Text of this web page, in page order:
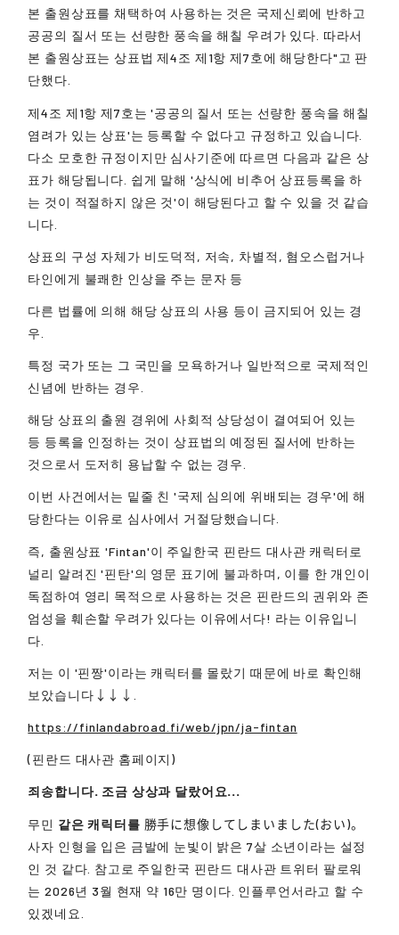
본 출원상표를 채택하여 사용하는 것은 국제신뢰에 반하고
공공의 질서 또는 선량한 풍속을 해칠 우려가 있다. 따라서
본 출원상표는 상표법 제4조 제1항 제7호에 해당한다"고 판
단했다.
제4조 제1항 제7호는 '공공의 질서 또는 선량한 풍속을 해칠
염려가 있는 상표'는 등록할 수 없다고 규정하고 있습니다.
다소 모호한 규정이지만 심사기준에 따르면 다음과 같은 상
표가 해당됩니다. 쉽게 말해 '상식에 비추어 상표등록을 하
는 것이 적절하지 않은 것'이 해당된다고 할 수 있을 것 같습
니다.
상표의 구성 자체가 비도덕적, 저속, 차별적, 혐오스럽거나
타인에게 불쾌한 인상을 주는 문자 등
다른 법률에 의해 해당 상표의 사용 등이 금지되어 있는 경
우.
특정 국가 또는 그 국민을 모욕하거나 일반적으로 국제적인
신념에 반하는 경우.
해당 상표의 출원 경위에 사회적 상당성이 결여되어 있는
등 등록을 인정하는 것이 상표법의 예정된 질서에 반하는
것으로서 도저히 용납할 수 없는 경우.
이번 사건에서는 밑줄 친 '국제 심의에 위배되는 경우'에 해
당한다는 이유로 심사에서 거절당했습니다.
즉, 출원상표 'Fintan'이 주일한국 핀란드 대사관 캐릭터로
널리 알려진 '핀탄'의 영문 표기에 불과하며, 이를 한 개인이
독점하여 영리 목적으로 사용하는 것은 핀란드의 권위와 존
엄성을 훼손할 우려가 있다는 이유에서다! 라는 이유입니
다.
저는 이 '핀짱'이라는 캐릭터를 몰랐기 때문에 바로 확인해
보았습니다↓↓↓.
https://finlandabroad.fi/web/jpn/ja-fintan
(핀란드 대사관 홈페이지)
죄송합니다. 조금 상상과 달랐어요...
무민 같은 캐릭터를 勝手に想像してしまいました(おい)。
사자 인형을 입은 금발에 눈빛이 밝은 7살 소년이라는 설정
인 것 같다. 참고로 주일한국 핀란드 대사관 트위터 팔로워
는 2026년 3월 현재 약 16만 명이다. 인플루언서라고 할 수
있겠네요.